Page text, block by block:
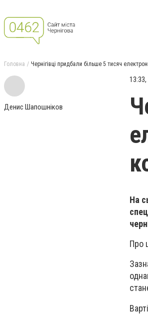
Головна Чернігівці придбали більше 5 тисяч
Денис Шапошніков
13:33,
На
Про